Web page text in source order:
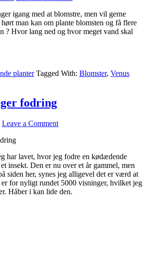
igang med at blomstre, men vil gerne
man kan om plante blomsten og få flere
? Hvor lang ned og hvor meget vand skal
planter Tagged With: Blomster, Venus
fodring
Leave a Comment
har lavet, hvor jeg fodre en kødædende
insekt. Den er nu over et år gammel, men
siden her, synes jeg alligevel det er værd at
for nyligt rundet 5000 visninger, hvilket jeg
Håber i kan lide den.